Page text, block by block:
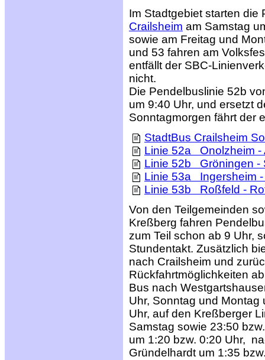
Im Stadtgebiet starten
Crailsheim am Samstag
sowie am Freitag und
und 53 fahren am
entfällt der SBC-
nicht.
Die Pendelbuslinie 52b
um 9:40 Uhr, und ersetzt
Sonntagmorgen fährt der
StadtBus Crailsheim
Linie 52a Onolzheim -
Linie 52b Gröningen -
Linie 53a Ingersheim -
Linie 53b Roßfeld -
Von den Teilgemeinden
Kreßberg fahren
zum Teil schon ab 9 Uhr,
Stundentakt. Zusätzlich
nach Crailsheim und
Rückfahrtmöglichkeiten
Bus nach
Uhr, Sonntag und Montag
Uhr, auf den Kreßberger
Samstag sowie 23:50
um 1:20 bzw. 0:20 Uhr,
Gründelhardt um 1:35